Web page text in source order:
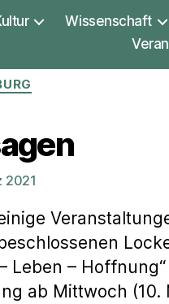
Wissenschaft
2021
Leben –
ab Mittwoch (10.